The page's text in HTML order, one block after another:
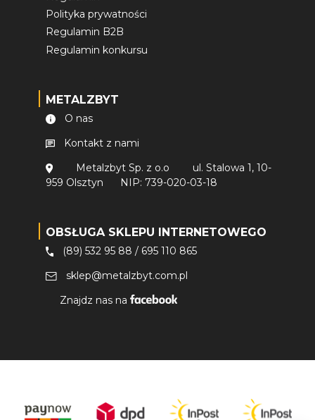
Polityka prywatności
Regulamin B2B
Regulamin konkursu
METALZBYT
O nas
Kontakt z nami
Metalzbyt Sp. z o.o
ul. Stalowa 1, 10-
959 Olsztyn
NIP: 739-020-03-18
OBSŁUGA SKLEPU INTERNETOWEGO
(89) 532 95 88 / 695 110 865
sklep@metalzbyt.com.pl
Znajdz nas na